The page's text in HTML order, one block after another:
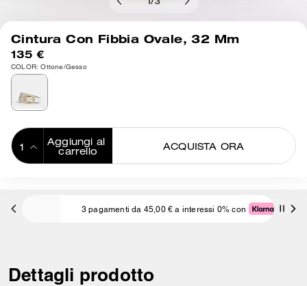
/3
Cintura Con Fibbia Ovale, 32 Mm
135 €
COLOR: Ottone/Gesso
Aggiungi al
carrello
ACQUISTA ORA
3 pagamenti da 45,00 € a interessi 0% con
Dettagli prodotto